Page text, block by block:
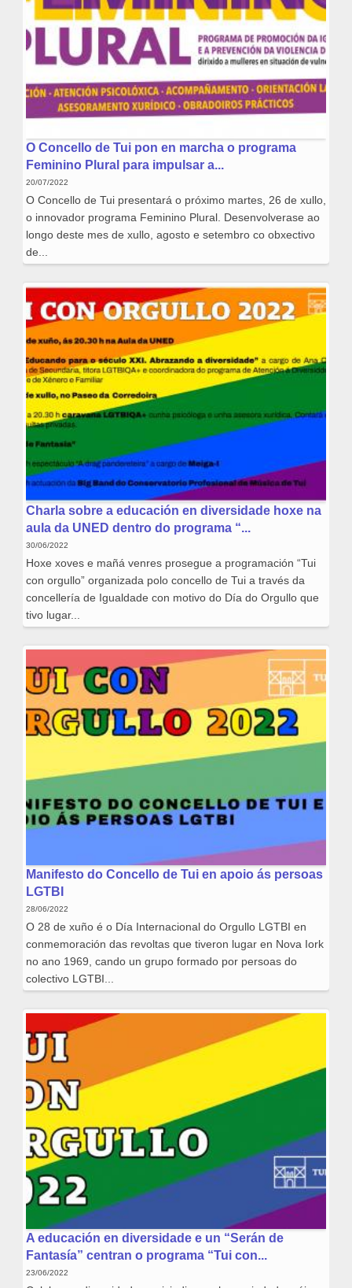
O Concello de Tui pon en marcha o programa
Feminino Plural para impulsar a...
20/07/2022
O Concello de Tui presentará o próximo martes, 26 de xullo,
o innovador programa Feminino Plural. Desenvolverase ao
longo deste mes de xullo, agosto e setembro co obxectivo
de...
Charla sobre a educación en diversidade hoxe na
aula da UNED dentro do programa “...
30/06/2022
Hoxe xoves e mañá venres prosegue a programación “Tui
con orgullo” organizada polo concello de Tui a través da
concellería de Igualdade con motivo do Día do Orgullo que
tivo lugar...
Manifesto do Concello de Tui en apoio ás persoas
LGTBI
28/06/2022
O 28 de xuño é o Día Internacional do Orgullo LGTBI en
conmemoración das revoltas que tiveron lugar en Nova Iork
no ano 1969, cando un grupo formado por persoas do
colectivo LGTBI...
A educación en diversidade e un “Serán de
Fantasía” centran o programa “Tui con...
23/06/2022